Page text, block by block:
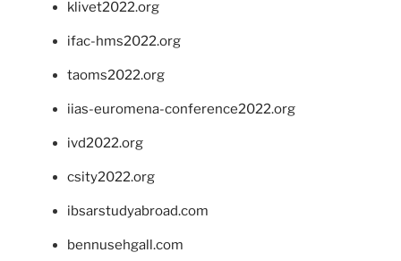
klivet2022.org
ifac-hms2022.org
taoms2022.org
iias-euromena-conference2022.org
ivd2022.org
csity2022.org
ibsarstudyabroad.com
bennusehgall.com